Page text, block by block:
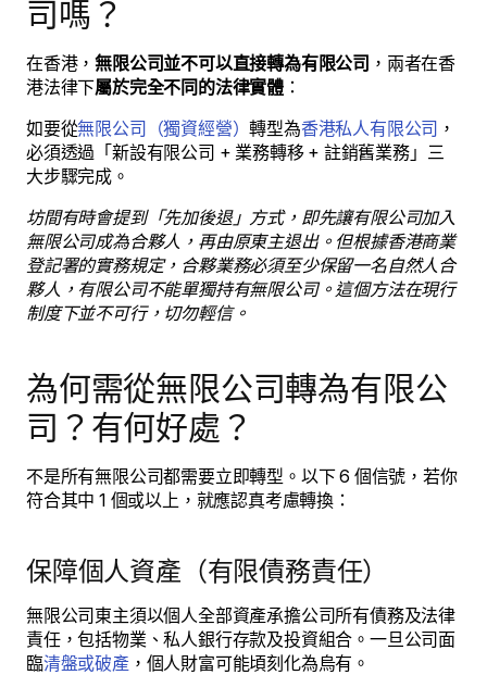
司嗎？
在香港，無限公司並不可以直接轉為有限公司 ，兩者在香
港法律下屬於完全不同的法律實體 ：
如要從無限公司（獨資經營）轉型為香港私人有限公司 ，
必須透過「新設有限公司 + 業務轉移 + 註銷舊業務」三
大步驟完成。
坊間有時會提到「先加後退」方式，即先讓有限公司加入
無限公司成為合夥人，再由原東主退出。但根據香港商業
登記署的實務規定，合夥業務必須至少保留一名自然人合
夥人，有限公司不能單獨持有無限公司。這個方法在現行
制度下並不可行，切勿輕信。
為何需從無限公司轉為有限公
司？有何好處？
不是所有無限公司都需要立即轉型。以下 6 個信號，若你
符合其中 1 個或以上，就應認真考慮轉換：
保障個人資產（有限債務責任）
無限公司東主須以個人全部資產承擔公司所有債務及法律
責任，包括物業、私人銀行存款及投資組合。一旦公司面
臨清盤或破產，個人財富可能頃刻化為烏有。